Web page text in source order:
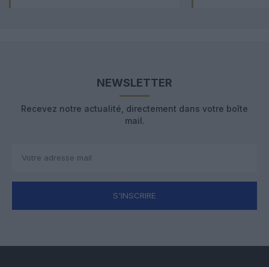
NEWSLETTER
Recevez notre actualité, directement dans votre boîte
mail.
S'INSCRIRE